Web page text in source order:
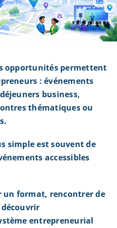
opportunités permettent
: événements
business,
thématiques ou
simple est souvent de
accessibles
un format, rencontrer de
entrepreneurial